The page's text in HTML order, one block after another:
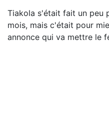
Tiakola s'était fait un peu
mois, mais c'était pour
annonce qui va mettre le